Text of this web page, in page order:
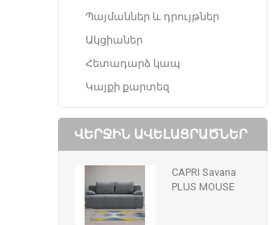
Պայմաններ և դրույթներ
Ակցիաներ
Հետադարձ կապ
Կայքի քարտեզ
ՎԵՐՋԻՆ ԱՎԵԼԱՑՐԱԾՆԵՐ
CAPRI Savana
PLUS MOUSE